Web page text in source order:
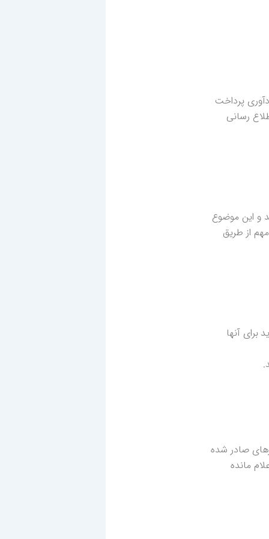
پرداخت
رسانی
و این موضوع
از طریق
آنها
صادر شده
مانده